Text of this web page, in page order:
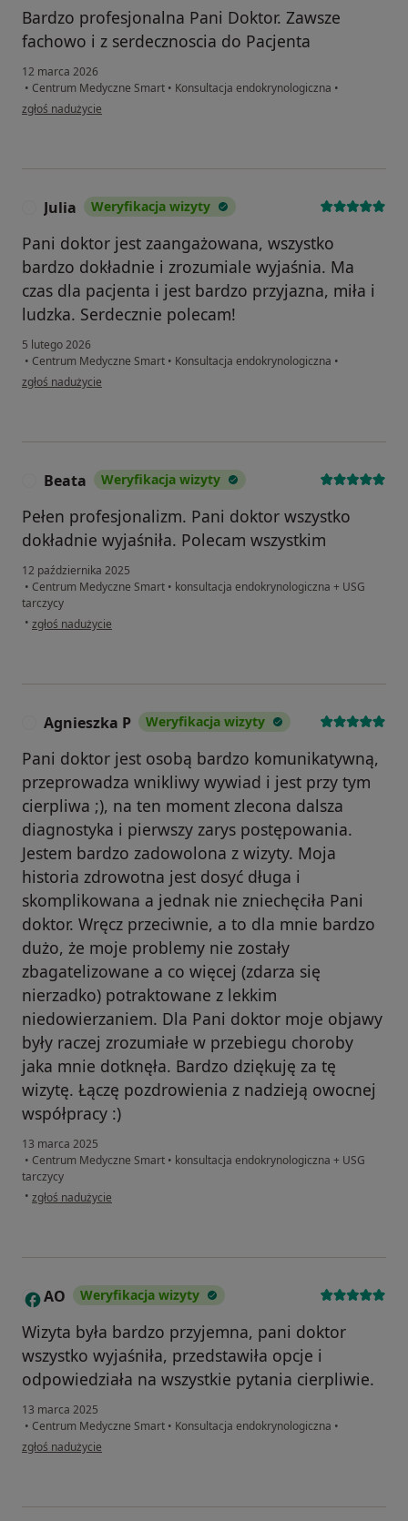
Bardzo profesjonalna Pani Doktor. Zawsze
fachowo i z serdecznoscia do Pacjenta
12 marca 2026
• Centrum Medyczne Smart • Konsultacja endokrynologiczna •
w opinii użytkownika Julia
zgłoś nadużycie
Julia Weryfikacja wizyty
Pani doktor jest zaangażowana, wszystko
bardzo dokładnie i zrozumiale wyjaśnia. Ma
czas dla pacjenta i jest bardzo przyjazna, miła i
ludzka. Serdecznie polecam!
5 lutego 2026
• Centrum Medyczne Smart • Konsultacja endokrynologiczna •
w opinii użytkownika Julia
zgłoś nadużycie
Beata Weryfikacja wizyty
Pełen profesjonalizm. Pani doktor wszystko
dokładnie wyjaśniła. Polecam wszystkim
12 października 2025
• Centrum Medyczne Smart • konsultacja endokrynologiczna + USG
tarczycy
• w opinii użytkownika Beata
zgłoś nadużycie
Agnieszka P Weryfikacja wizyty
Pani doktor jest osobą bardzo komunikatywną,
przeprowadza wnikliwy wywiad i jest przy tym
cierpliwa ;), na ten moment zlecona dalsza
diagnostyka i pierwszy zarys postępowania.
Jestem bardzo zadowolona z wizyty. Moja
historia zdrowotna jest dosyć długa i
skomplikowana a jednak nie zniechęciła Pani
doktor. Wręcz przeciwnie, a to dla mnie bardzo
dużo, że moje problemy nie zostały
zbagatelizowane a co więcej (zdarza się
nierzadko) potraktowane z lekkim
niedowierzaniem. Dla Pani doktor moje objawy
były raczej zrozumiałe w przebiegu choroby
jaka mnie dotknęła. Bardzo dziękuję za tę
wizytę. Łączę pozdrowienia z nadzieją owocnej
współpracy :)
13 marca 2025
• Centrum Medyczne Smart • konsultacja endokrynologiczna + USG
tarczycy
• w opinii użytkownika Agnieszka P
zgłoś nadużycie
A AO Weryfikacja wizyty
Wizyta była bardzo przyjemna, pani doktor
wszystko wyjaśniła, przedstawiła opcje i
odpowiedziała na wszystkie pytania cierpliwie.
13 marca 2025
• Centrum Medyczne Smart • Konsultacja endokrynologiczna •
w opinii użytkownika AO
zgłoś nadużycie